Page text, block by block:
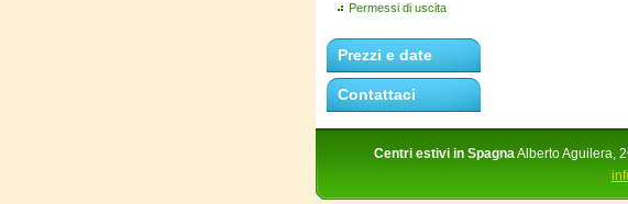
Permessi di uscita
Prezzi e date
Contattaci
Centri estivi in SpagnaAlberto Aguilera,